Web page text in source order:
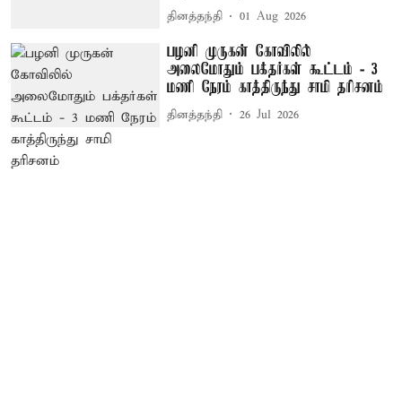
தினத்தந்தி 01 Aug 2026
பழனி முருகன் கோவிலில்
அலைமோதும் பக்தர்கள் கூட்டம் - 3
மணி நேரம் காத்திருந்து சாமி தரிசனம்
தினத்தந்தி 26 Jul 2026